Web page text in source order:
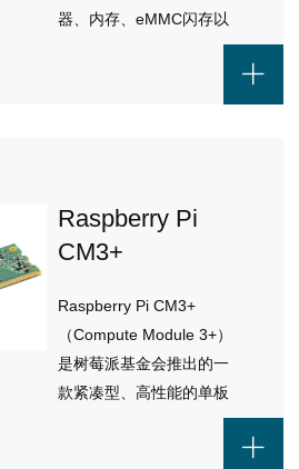
器、内存、eMMC闪存以
Raspberry Pi
CM3+
Raspberry Pi CM3+
（Compute Module 3+）
是树莓派基金会推出的一
款紧凑型、高性能的单板